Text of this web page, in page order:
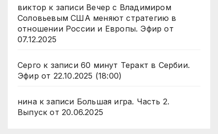
виктор к записи Вечер с Владимиром
Соловьевым США меняют стратегию в
отношении России и Европы. Эфир от
07.12.2025
Серго к записи 60 минут Теракт в Сербии.
Эфир от 22.10.2025 (18:00)
нинак записи Большая игра. Часть 2.
Выпуск от 20.06.2025